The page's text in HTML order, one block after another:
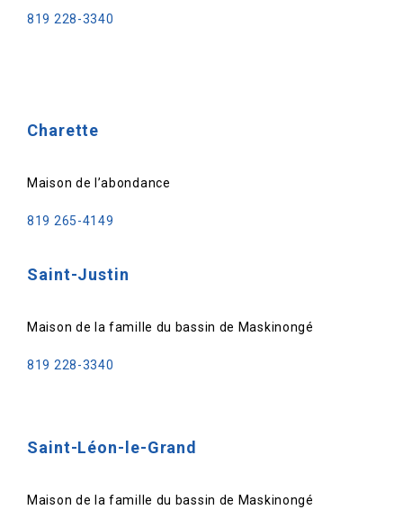
819 228-3340
Charette
Maison de l’abondance
819 265-4149
Saint-Justin
Maison de la famille du bassin de Maskinongé
819 228-3340
Saint-Léon-le-Grand
Maison de la famille du bassin de Maskinongé